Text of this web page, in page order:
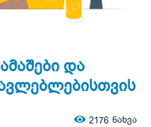
და
2176 ნახვა